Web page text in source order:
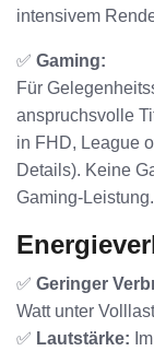
intensivem
✅ Gaming:
Für
anspruchsvolle
in FHD, League
Details). Keine
Gaming-Leistung.
✅ Geringer
Watt unter Volllast
✅ Lautstärke: